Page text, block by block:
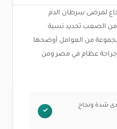
لمرضى سرطان الدم
الصعب تحديد نسبة
من العوامل أوضحها
جراحة عظام في مصر ومن
شدة ونجاح